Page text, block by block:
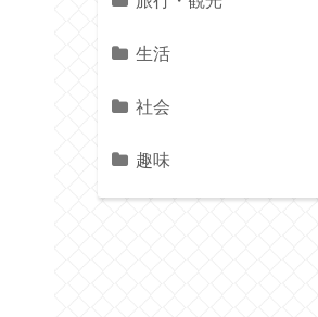
生活
社会
趣味